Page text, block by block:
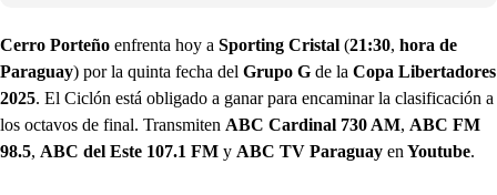
Cerro Porteño enfrenta hoy a Sporting Cristal (21:30, hora de
Paraguay) por la quinta fecha del Grupo G de la Copa Libertadores
2025. El Ciclón está obligado a ganar para encaminar la clasificación a
los octavos de final. Transmiten ABC Cardinal 730 AM, ABC FM
98.5, ABC del Este 107.1 FM y ABC TV Paraguay en Youtube.